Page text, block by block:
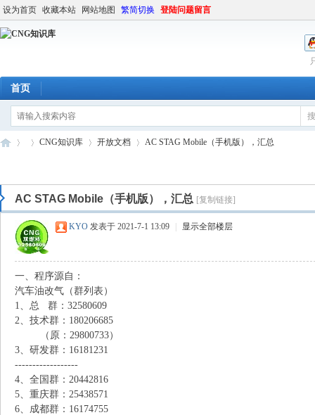
设为首页 收藏本站 网站地图 繁简切换 登陆问题留言
首页
C » ›
CNG知识库
›
开放文档
›
AC STAG Mobile（手机版），汇总
AC STAG Mobile（手机版），汇总 [复制链接]
KYO 发表于 2021-7-1 13:09 显示全部楼层
一、程序源自：
汽车油改气（群列表）
1、总 群：32580609
2、技术群：180206685
（原：29800733）
3、研发群：16181231
------------------
4、全国群：20442816
5、重庆群：25438571
6、成都群：16174755